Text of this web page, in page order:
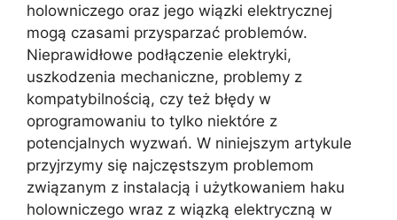
holowniczego oraz jego wiązki elektrycznej
mogą czasami przysparzać problemów.
Nieprawidłowe podłączenie elektryki,
uszkodzenia mechaniczne, problemy z
kompatybilnością, czy też błędy w
oprogramowaniu to tylko niektóre z
potencjalnych wyzwań. W niniejszym artykule
przyjrzymy się najczęstszym problemom
związanym z instalacją i użytkowaniem haku
holowniczego wraz z wiązką elektryczną w